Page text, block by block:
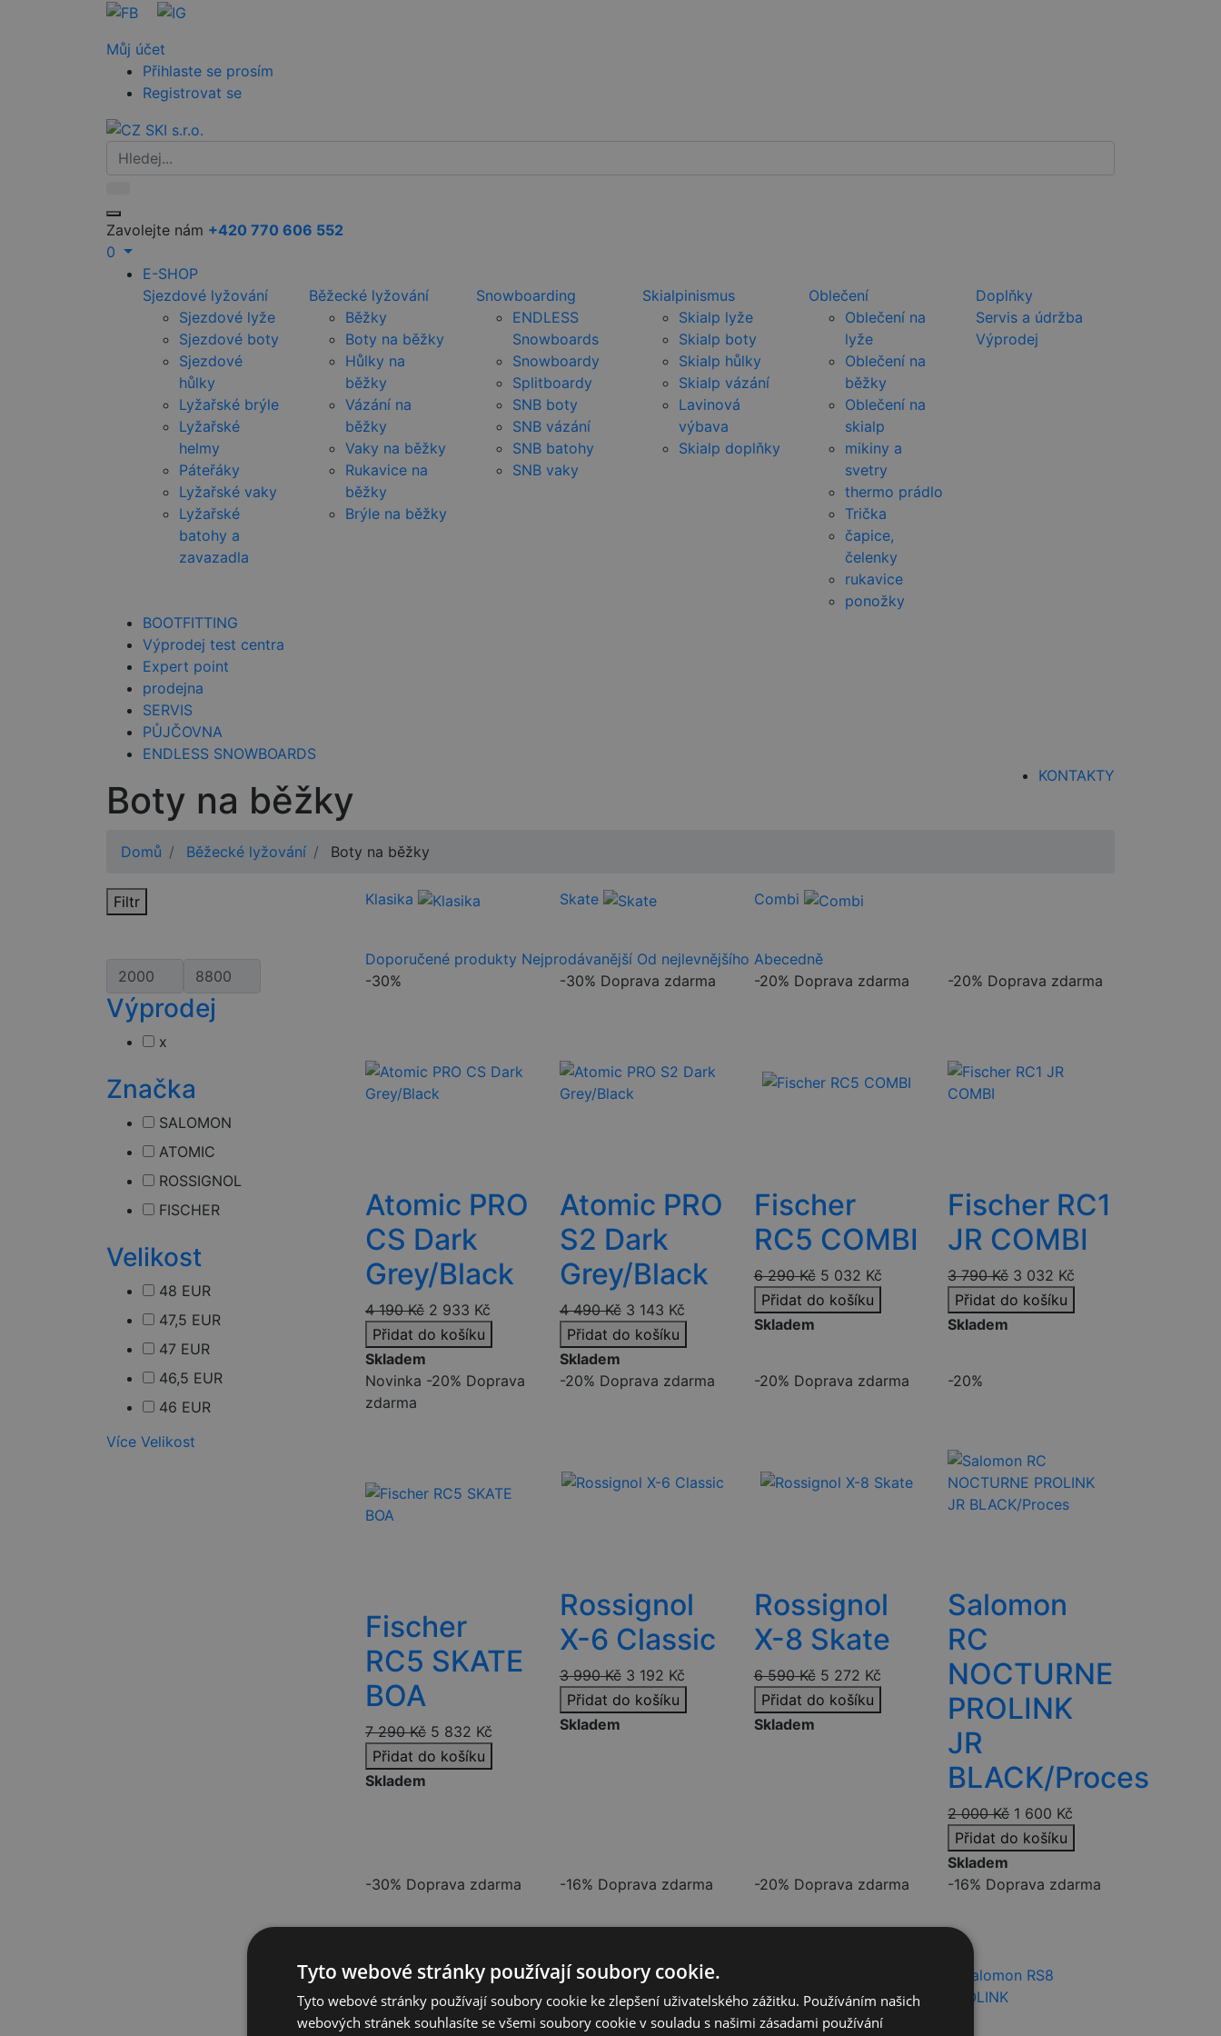
Můj účet
Přihlaste se prosím
Registrovat se
Zavolejte nám +420 770 606 552
0
E-SHOP
Sjezdové lyžování
Sjezdové lyže
Sjezdové boty
Sjezdové
hůlky
Lyžařské brýle
Lyžařské
helmy
Páteřáky
Lyžařské vaky
Lyžařské
batohy a
zavazadla
Běžecké lyžování
Běžky
Boty na běžky
Hůlky na
běžky
Vázání na
běžky
Vaky na běžky
Rukavice na
běžky
Brýle na běžky
Snowboarding
ENDLESS
Snowboards
Snowboardy
Splitboardy
SNB boty
SNB vázání
SNB batohy
SNB vaky
Skialpinismus
Skialp lyže
Skialp boty
Skialp hůlky
Skialp vázání
Lavinová
výbava
Skialp doplňky
Oblečení
Oblečení na
lyže
Oblečení na
běžky
Oblečení na
skialp
mikiny a
svetry
thermo prádlo
Trička
čapice,
čelenky
rukavice
ponožky
Doplňky
Servis a údržba
Výprodej
BOOTFITTING
Výprodej test centra
Expert point
prodejna
SERVIS
PŮJČOVNA
ENDLESS SNOWBOARDS
KONTAKTY
Boty na běžky
Domů Běžecké lyžování Boty na běžky
Klasika Skate Combi
Doporučené produkty Nejprodávanější Od nejlevnějšího Abecedně
-30%
Atomic PRO
CS Dark
Grey/Black
4 190Kč 2 933 Kč
Přidat do košíku
Skladem
-30% Doprava zdarma
Atomic PRO
S2 Dark
Grey/Black
4 490Kč 3 143 Kč
Přidat do košíku
Skladem
-20% Doprava zdarma
Fischer
RC5 COMBI
6 290Kč 5 032 Kč
Přidat do košíku
Skladem
-20% Doprava zdarma
Fischer RC1
JR COMBI
3 790Kč 3 032 Kč
Přidat do košíku
Skladem
Novinka -20% Doprava
zdarma
Fischer
RC5 SKATE
BOA
7 290Kč 5 832 Kč
Přidat do košíku
Skladem
-20% Doprava zdarma
Rossignol
X-6 Classic
3 990Kč 3 192 Kč
Přidat do košíku
Skladem
-20% Doprava zdarma
Rossignol
X-8 Skate
6 590Kč 5 272 Kč
Přidat do košíku
Skladem
-20%
Salomon
RC
NOCTURNE
PROLINK
JR
BLACK/Proces
2 000Kč 1 600 Kč
Přidat do košíku
Skladem
-30% Doprava zdarma -16% Doprava zdarma -20% Doprava zdarma -16% Doprava zdarma
Filtr
Výprodej
x
Značka
SALOMON
ATOMIC
ROSSIGNOL
FISCHER
Velikost
48 EUR
47,5 EUR
47 EUR
46,5 EUR
46 EUR
45,5 EUR
Více Velikost
Tyto webové stránky používají soubory cookie.
Tyto webové stránky používají soubory cookie ke zlepšení uživatelského zážitku. Používáním našich
webových stránek souhlasíte se všemi soubory cookie v souladu s našimi zásadami používání